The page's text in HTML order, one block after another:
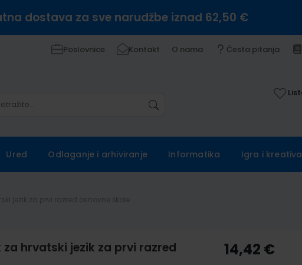
dostava za sve narudžbe iznad 62,50 €
Poslovnice Kontakt O nama Česta pitanja
Ured Odlaganje i arhiviranje Informatika Igra i kreativa
za hrvatski jezik za prvi razred
14,42 €